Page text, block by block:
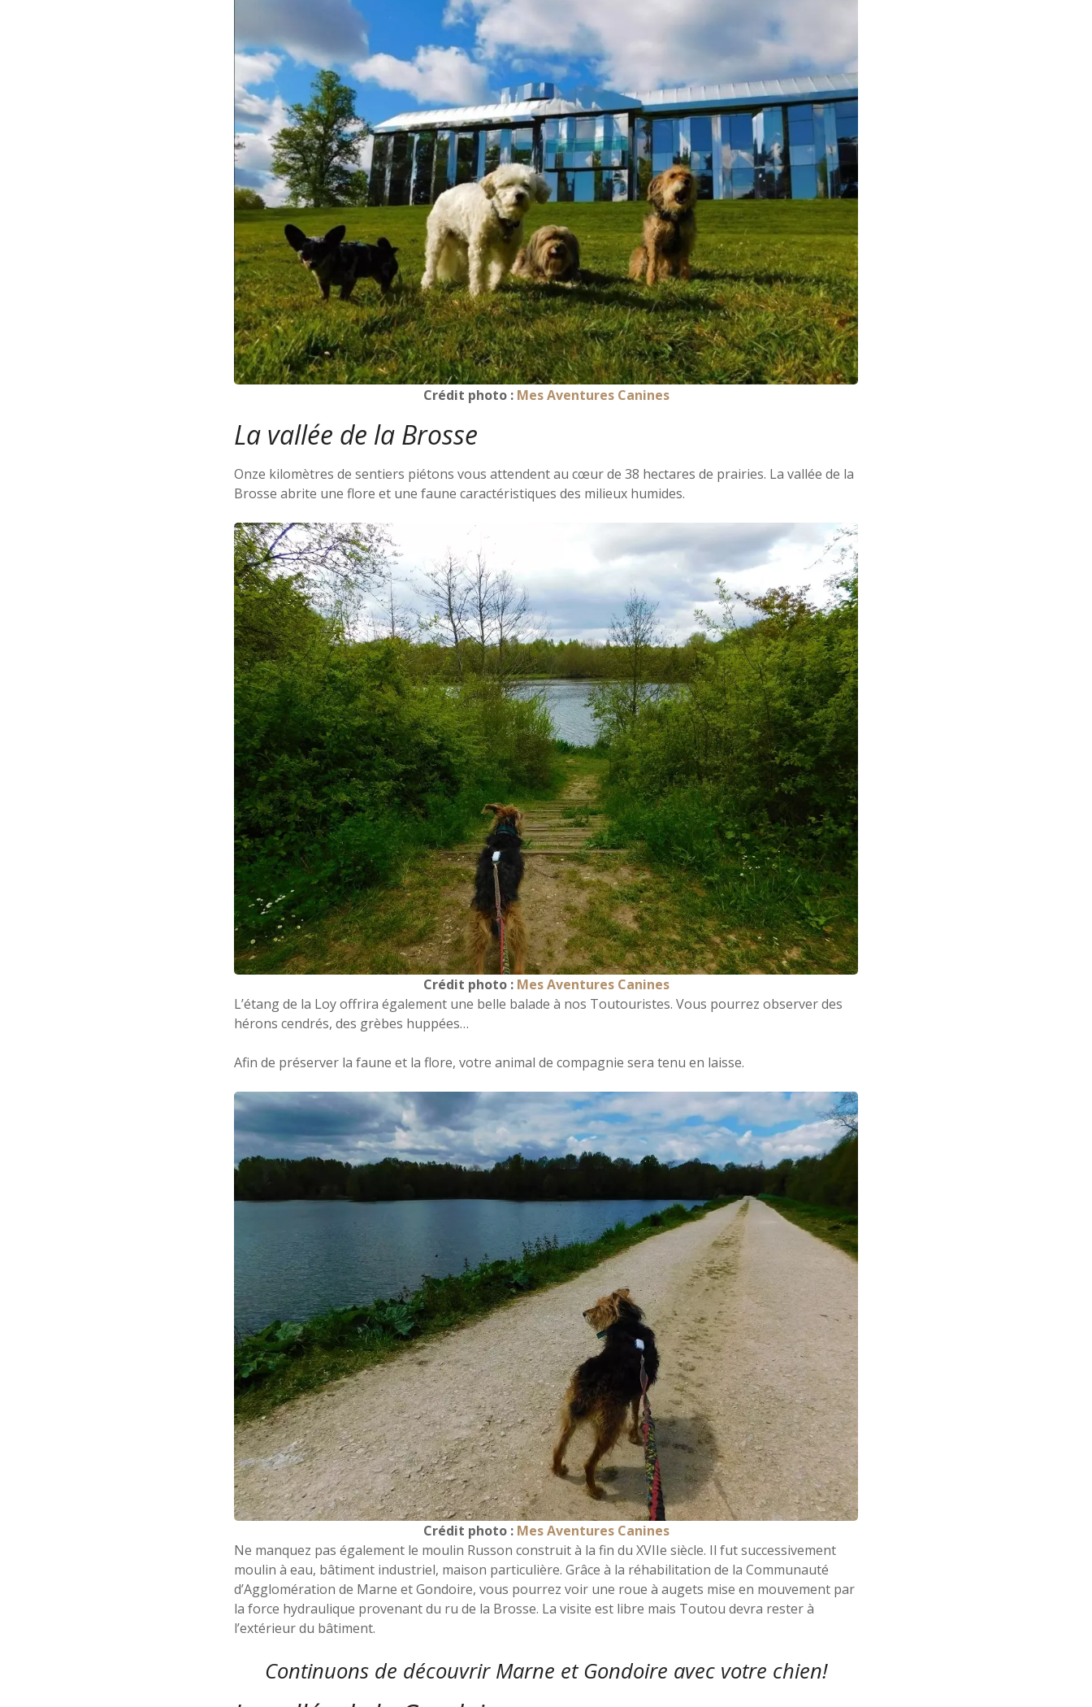
Crédit photo : Mes Aventures Canines
La vallée de la Brosse
Onze kilomètres de sentiers piétons vous attendent au cœur de 38 hectares de prairies. La vallée de la
Brosse abrite une flore et une faune caractéristiques des milieux humides.
Crédit photo : Mes Aventures Canines
L’étang de la Loy offrira également une belle balade à nos Toutouristes. Vous pourrez observer des
hérons cendrés, des grèbes huppées…
Afin de préserver la faune et la flore, votre animal de compagnie sera tenu en laisse.
Crédit photo : Mes Aventures Canines
Ne manquez pas également le moulin Russon construit à la fin du XVIIe siècle. Il fut successivement
moulin à eau, bâtiment industriel, maison particulière. Grâce à la réhabilitation de la Communauté
d’Agglomération de Marne et Gondoire, vous pourrez voir une roue à augets mise en mouvement par
la force hydraulique provenant du ru de la Brosse. La visite est libre mais Toutou devra rester à
l’extérieur du bâtiment.
Continuons de découvrir Marne et Gondoire avec votre chien!